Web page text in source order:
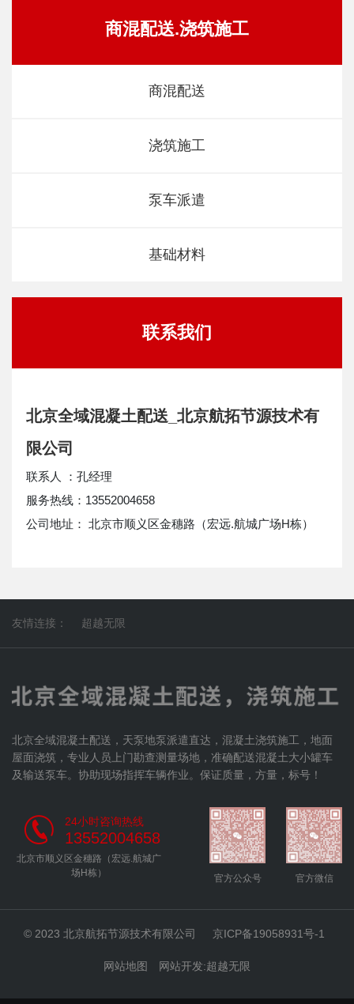
商混配送.浇筑施工
商混配送
浇筑施工
泵车派遣
基础材料
联系我们
北京全域混凝土配送_北京航拓节源技术有
限公司
联系人 ：孔经理
服务热线：13552004658
公司地址： 北京市顺义区金穗路（宏远.航城广场H栋）
友情连接： 超越无限
北京全域混凝土配送，天泵地泵派遣直达，混凝土浇筑施工，地面
屋面浇筑，专业人员上门勘查测量场地，准确配送混凝土大小罐车
及输送泵车。协助现场指挥车辆作业。保证质量，方量，标号！
24小时咨询热线
13552004658
北京市顺义区金穗路（宏远.航城广
场H栋）
官方公众号 官方微信
© 2023 北京航拓节源技术有限公司 京ICP备19058931号-1
网站地图 网站开发:超越无限